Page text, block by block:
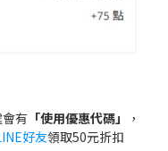
有 「使用優惠代碼」
，
好友領取50元折扣